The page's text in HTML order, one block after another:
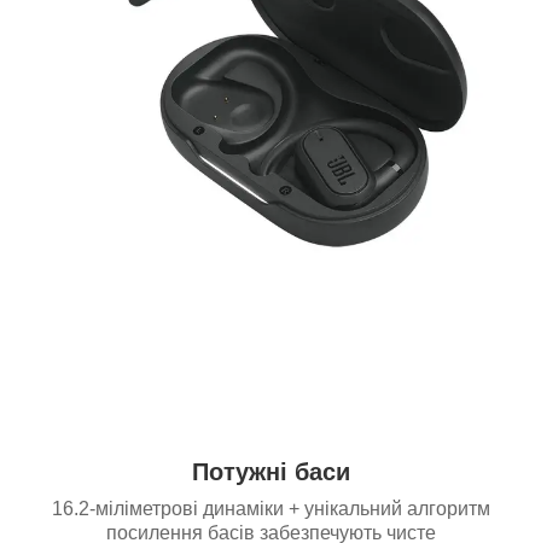
Потужні баси
16.2-міліметрові динаміки + унікальний алгоритм
посилення басів забезпечують чисте